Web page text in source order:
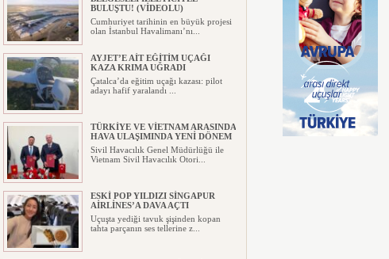
BULUŞTU! (VİDEOLU)
Cumhuriyet tarihinin en büyük projesi
olan İstanbul Havalimanı’nı...
AYJET’E AİT EĞİTİM UÇAĞI
KAZA KRIMA UĞRADI
Çatalca’da eğitim uçağı kazası: pilot
adayı hafif yaralandı ...
TÜRKİYE VE VİETNAM ARASINDA
HAVA ULAŞIMINDA YENİ DÖNEM
Sivil Havacılık Genel Müdürlüğü ile
Vietnam Sivil Havacılık Otori...
ESKİ POP YILDIZI SİNGAPUR
AİRLİNES’A DAVA AÇTI
Uçuşta yediği tavuk şişinden kopan
tahta parçanın ses tellerine z...